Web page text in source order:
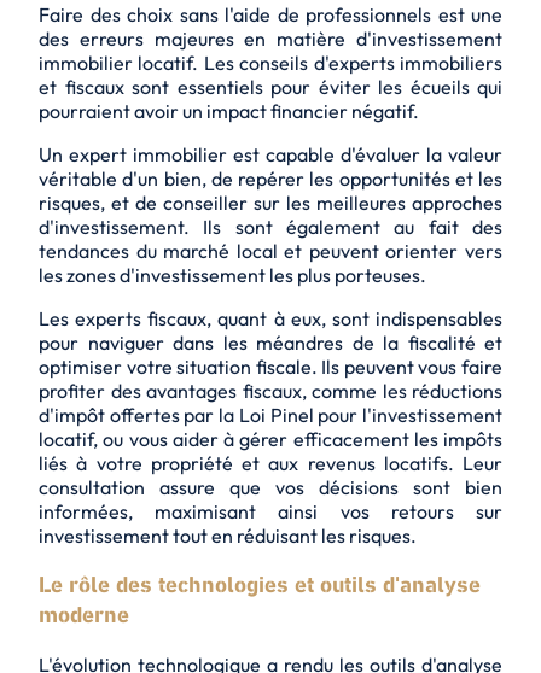
Faire des choix sans l'aide de professionnels est une
des erreurs majeures en matière d'investissement
immobilier locatif. Les conseils d'experts immobiliers
et fiscaux sont essentiels pour éviter les écueils qui
pourraient avoir un impact financier négatif.
Un expert immobilier est capable d'évaluer la valeur
véritable d'un bien, de repérer les opportunités et les
risques, et de conseiller sur les meilleures approches
d'investissement. Ils sont également au fait des
tendances du marché local et peuvent orienter vers
les zones d'investissement les plus porteuses.
Les experts fiscaux, quant à eux, sont indispensables
pour naviguer dans les méandres de la fiscalité et
optimiser votre situation fiscale. Ils peuvent vous faire
profiter des avantages fiscaux, comme les réductions
d'impôt offertes par la Loi Pinel pour l'investissement
locatif, ou vous aider à gérer efficacement les impôts
liés à votre propriété et aux revenus locatifs. Leur
consultation assure que vos décisions sont bien
informées, maximisant ainsi vos retours sur
investissement tout en réduisant les risques.
Le rôle des technologies et outils d'analyse
moderne
L'évolution technologique a rendu les outils d'analyse